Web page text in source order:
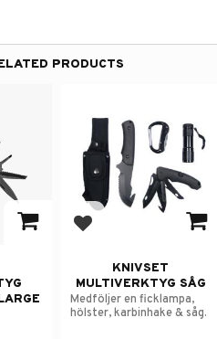
PRODUCTS
Add to favorites
KNIVSET
MULTIVERKTYG SÅG
Medföljer en ficklampa,
hölster, karbinhake & såg.